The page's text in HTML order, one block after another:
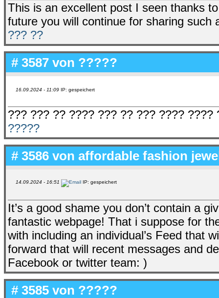
This is an excellent post I seen thanks
future you will continue for sharing such
??? ??
# 3587 von ?????
16.09.2024 - 11:09 IP: gespeichert
??? ??? ?? ???? ??? ?? ??? ???? ????
?????
# 3586 von affordable fashion
14.09.2024 - 16:51 IP: gespeichert
It’s a good shame you don’t contain a
fantastic webpage! That i suppose for
with including an individual’s Feed that
forward that will recent messages and
Facebook or twitter team: )
# 3585 von ?????